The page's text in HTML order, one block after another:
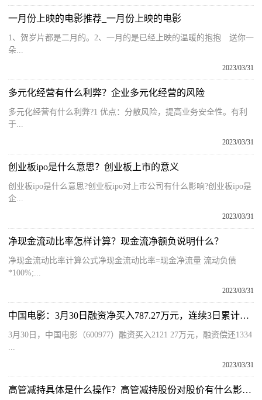
一月份上映的电影推荐_一月份上映的电影
1、贺岁片都是二月的。2、一月的是已经上映的温暖的抱抱 送你一
朵...
2023/03/31
多元化经营有什么利弊？企业多元化经营的风险
多元化经营有什么利弊?1 优点：分散风险，提高业务安全性。有利
于...
2023/03/31
创业板ipo是什么意思？创业板上市的意义
创业板ipo是什么意思?创业板ipo对上市公司有什么影响?创业板ipo是
企...
2023/03/31
净现金流动比率怎样计算？现金流净额负说明什么？
净现金流动比率计算公式净现金流动比率=现金净流量 流动负债
*100%;...
2023/03/31
中国电影：3月30日融资净买入787.27万元，连续3日累计净买入2256.86万元
3月30日，中国电影（600977）融资买入2121 27万元，融资偿还1334
...
2023/03/31
高管减持具体是什么操作？高管减持股份对股价有什么影响？